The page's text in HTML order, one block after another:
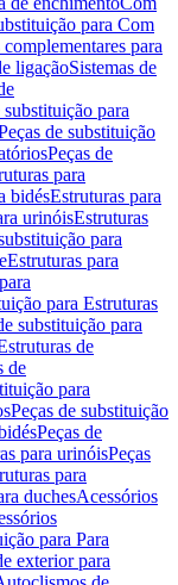
para Com
para
ligaçãoSistemas de
substituição para
de substituição
Peças de
para
bidésEstruturas para
urinóisEstruturas
para
Estruturas para
para Estruturas
substituição para
de
de
para
Peças de substituição
Peças de
para urinóisPeças
para
duchesAcessórios
para Para
exterior para